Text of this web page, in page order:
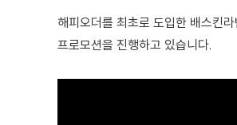
해피오더를 최초로 도입한 배스킨
프로모션을 진행하고 있습니다.